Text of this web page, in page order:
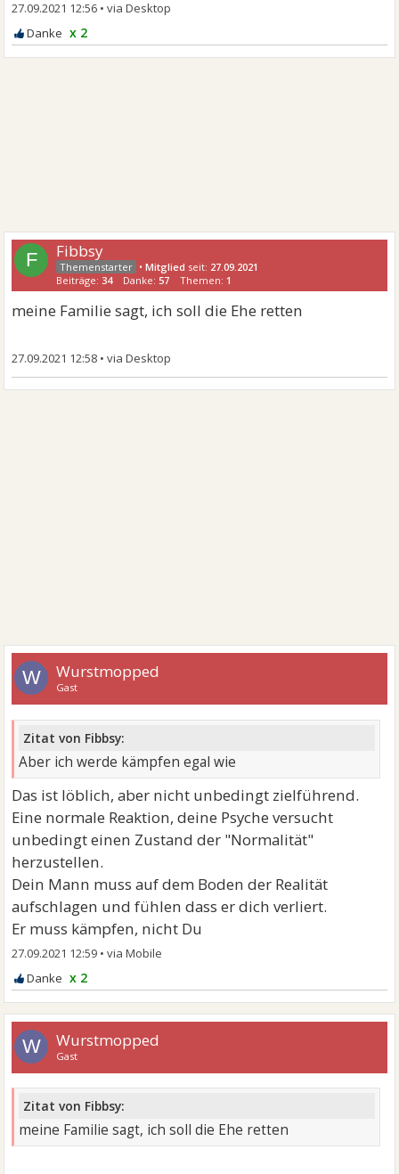
27.09.2021 12:56 •
x 2
F Fibbsy
•Mitglied seit: 27.09.2021
Beiträge:34 Danke:57 Themen: 1
meine Familie sagt, ich soll die Ehe retten
27.09.2021 12:58 •
W Wurstmopped
Gast
Zitat von Fibbsy:
Aber ich werde kämpfen egal wie
Das ist löblich, aber nicht unbedingt zielführend.
Eine normale Reaktion, deine Psyche versucht
unbedingt einen Zustand der "Normalität"
herzustellen.
Dein Mann muss auf dem Boden der Realität
aufschlagen und fühlen dass er dich verliert.
Er muss kämpfen, nicht Du
27.09.2021 12:59 •
x 2
W Wurstmopped
Gast
Zitat von Fibbsy:
meine Familie sagt, ich soll die Ehe retten